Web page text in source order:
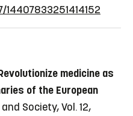
14407833251414152
medicine as
of the European
Society, Vol. 12,